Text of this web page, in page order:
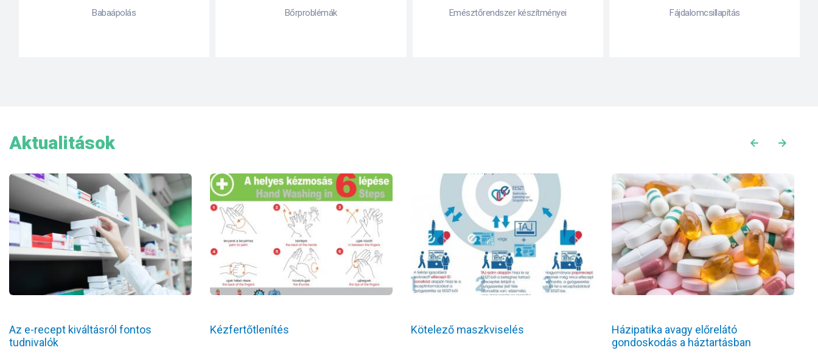
Bőrproblémák Emésztőrendszer készítményei Fájdalomcsillapítás Fogamzásgátlás
Aktualitások
Az e-recept kiváltásról fontos
tudnivalók
Kézfertőtlenítés Kötelező maszkviselés
Házipatika avagy előrelátó
gondoskodás a háztartásban